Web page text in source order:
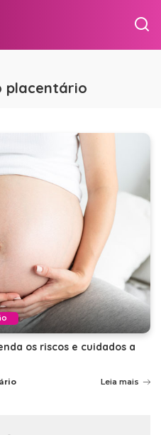
os riscos e cuidados a
Leia mais